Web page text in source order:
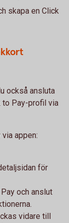
skapa en Click
också ansluta
to Pay-profil via
appen:
för
och anslut
vidare till